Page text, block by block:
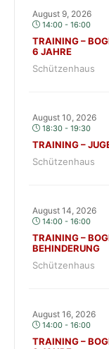
August 9, 2026
14:00 - 16:00
TRAINING –
JAHRE
Schützenhaus
August 10, 2026
18:30 - 19:30
TRAINING –
Schützenhaus
August 14, 2026
14:00 - 16:00
TRAINING –
EHINDERUNG
Schützenhaus
August 16, 2026
14:00 - 16:00
TRAINING –